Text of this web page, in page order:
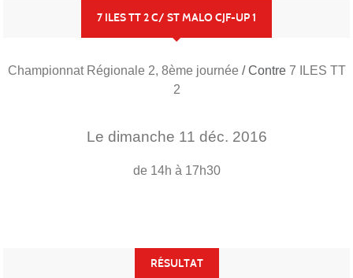
7 ILES TT 2 C/ ST MALO CJF-UP 1
Championnat Régionale 2, 8ème journée / Contre 7 ILES TT
2
Le dimanche 11 déc. 2016
de 14h à 17h30
RÉSULTAT